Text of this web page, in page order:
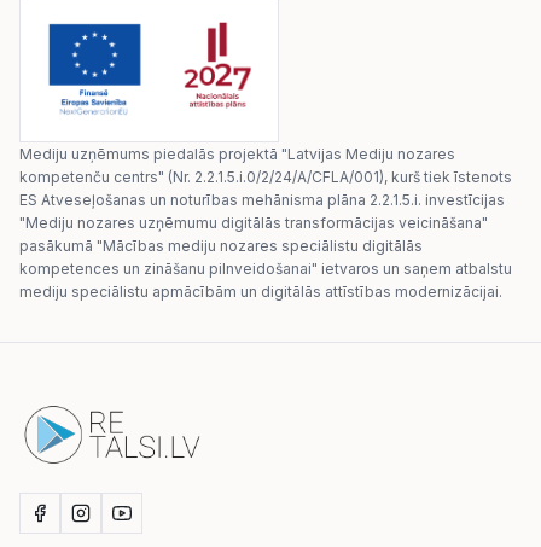
Mediju uzņēmums piedalās projektā "Latvijas Mediju nozares
kompetenču centrs" (Nr. 2.2.1.5.i.0/2/24/A/CFLA/001), kurš tiek īstenots
ES Atveseļošanas un noturības mehānisma plāna 2.2.1.5.i. investīcijas
"Mediju nozares uzņēmumu digitālās transformācijas veicināšana"
pasākumā "Mācības mediju nozares speciālistu digitālās
kompetences un zināšanu pilnveidošanai" ietvaros un saņem atbalstu
mediju speciālistu apmācībām un digitālās attīstības modernizācijai.